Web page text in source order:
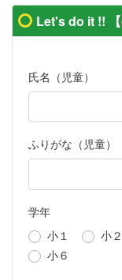
Let's do it !! 【
Let's do it
氏名（児童）
ふりがな（児童）
学年
小１
小２
小６